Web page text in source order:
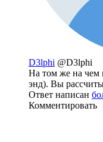
D3lphi @D3lphi
На том же на чем
энд). Вы
Ответ написан
Комментировать